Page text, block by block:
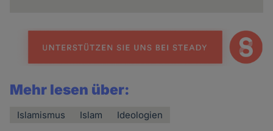
Mehr lesen über:
Islamismus Islam Ideologien